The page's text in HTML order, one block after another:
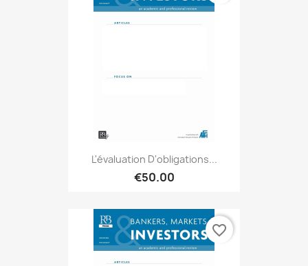
L'évaluation D'obligations...
€50.00
favorite_border